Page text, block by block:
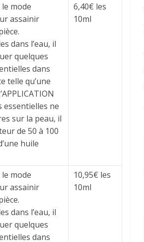
le mode
assainir
dans l’eau, il
quelques
dans
telle qu’une
essentielles ne
sur la peau, il
de 50 à 100
huile
6,40€ les
10ml
le mode
assainir
dans l’eau, il
quelques
dans
10,95€ les
10ml